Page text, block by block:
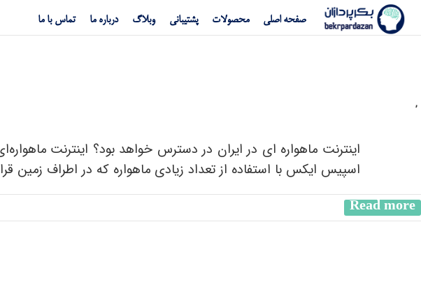
تماس با ما درباره ما وبلاگ پشتیبانی محصولات صفحه اصلی
,
اینترنت ماهواره ای در ایران در دسترس خواهد بود؟ اینترنت
اسپیس ایکس با استفاده از تعداد زیادی ماهواره که در اطراف زمین
Read more